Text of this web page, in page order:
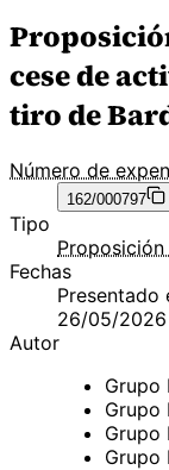
cese de
tiro de
Número de
162/000797
Tipo
Fechas
26/05/2026
Autor
Grupo
Grupo
Grupo
Grupo